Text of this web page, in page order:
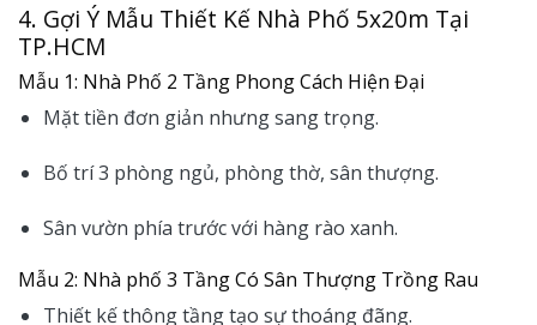
4. Gợi Ý Mẫu Thiết Kế Nhà Phố 5x20m Tại
TP.HCM
Mẫu 1: Nhà Phố 2 Tầng Phong Cách Hiện Đại
Mặt tiền đơn giản nhưng sang trọng.
Bố trí 3 phòng ngủ, phòng thờ, sân thượng.
Sân vườn phía trước với hàng rào xanh.
Mẫu 2: Nhà phố 3 Tầng Có Sân Thượng Trồng Rau
Thiết kế thông tầng tạo sự thoáng đãng.